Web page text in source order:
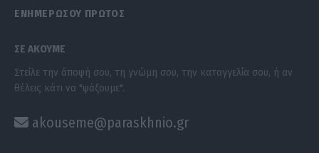
ΕΝΗΜΕΡΩΣΟΥ ΠΡΩΤΟΣ
ΣΕ ΑΚΟΥΜΕ
Στείλε την άποψή σου, τη γνώμη σου, την καταγγελία σου, ή αν
θέλεις κάτι να "ψάξουμε".
akouseme@paraskhnio.gr